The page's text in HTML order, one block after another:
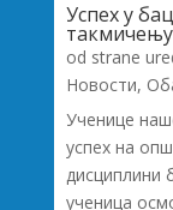
Успех у
od strane
Новости,
Ученице
успех на
дисциплини
ученица